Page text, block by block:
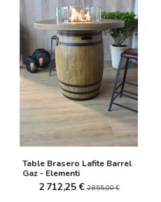
Table Brasero Lafite Barrel
Gaz - Elementi
2 712,25 € 2 855,00 €